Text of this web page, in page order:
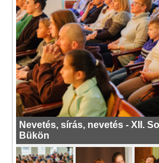
Nevetés, sírás, nevetés - XII.
Bükön